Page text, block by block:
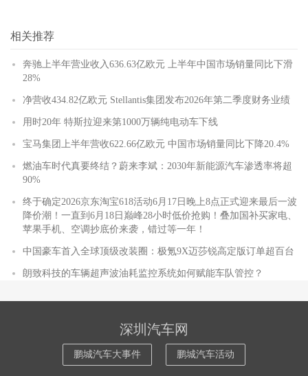
相关推荐
奔驰上半年营业收入636.63亿欧元 上半年中国市场销量同比下滑
28%
净营收434.82亿欧元 Stellantis集团发布2026年第二季度财务业绩
用时20年 特斯拉迎来第1000万辆纯电动车下线
宝马集团上半年营收622.66亿欧元 中国市场销量同比下降20.4%
燃油车时代真要终结？蔚来李斌：2030年新能源汽车渗透率将超
90%
终于确定2026京东淘宝618活动6月17日晚上8点正式迎来最后一波
降价潮！一直到6月18日巅峰28小时低价抢购！叠加国补买家电、
苹果手机、空调抄底价来袭，错过等一年！
中国豪车首入全球顶级改装圈：极氪9X迈莎锐高定版订单超百台
朗致科技的车辆超声波油耗监控系统如何赋能车队管控？
深圳汽车网
鹏城汽车大事件 鹏城汽车活动